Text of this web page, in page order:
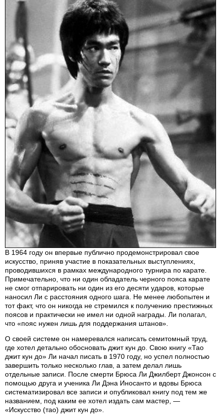
В 1964 году он впервые публично продемонстрировал свое
искусство, приняв участие в показательных выступлениях,
проводившихся в рамках международного турнира по карате.
Примечательно, что ни один обладатель черного пояса карате
не смог отпарировать ни один из его десяти ударов, которые
наносил Ли с расстояния одного шага. Не менее любопытен и
тот факт, что он никогда не стремился к получению престижных
поясов и практически не имел ни одной награды. Ли полагал,
что «пояс нужен лишь для поддержания штанов».
О своей системе он намеревался написать семитомный труд,
где хотел детально обосновать джит кун до. Свою книгу «Тао
джит кун до» Ли начал писать в 1970 году, но успел полностью
завершить только несколько глав, а затем делал лишь
отдельные записи. После смерти Брюса Ли Джилберт Джонсон с
помощью друга и ученика Ли Дэна Иносанто и вдовы Брюса
систематизировал все записи и опубликовал книгу под тем же
названием, под каким ее хотел издать сам мастер, —
«Искусство (тао) джит кун до».